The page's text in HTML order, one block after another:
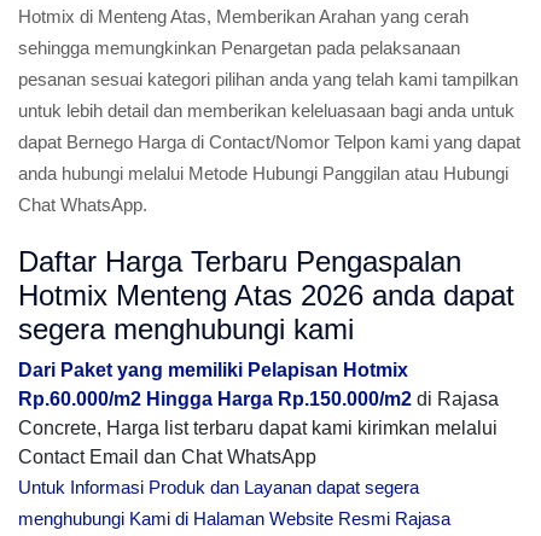
Hotmix di Menteng Atas, Memberikan Arahan yang cerah
sehingga memungkinkan Penargetan pada pelaksanaan
pesanan sesuai kategori pilihan anda yang telah kami tampilkan
untuk lebih detail dan memberikan keleluasaan bagi anda untuk
dapat Bernego Harga di Contact/Nomor Telpon kami yang dapat
anda hubungi melalui Metode Hubungi Panggilan atau Hubungi
Chat WhatsApp.
Daftar Harga Terbaru Pengaspalan
Hotmix Menteng Atas 2026 anda dapat
segera menghubungi kami
Dari Paket yang memiliki Pelapisan Hotmix
Rp.60.000/m2 Hingga Harga Rp.150.000/m2 di Rajasa
Concrete, Harga list terbaru dapat kami kirimkan melalui
Contact Email dan Chat WhatsApp
Untuk Informasi Produk dan Layanan dapat segera
menghubungi Kami di Halaman Website Resmi Rajasa